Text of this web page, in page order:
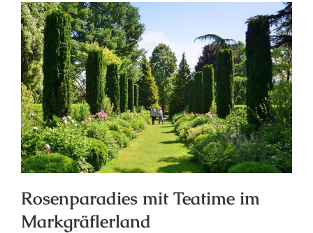
Rosenparadies mit Teatime im
Markgräflerland
Rosenparadies mit Teatime im
Markgräflerland